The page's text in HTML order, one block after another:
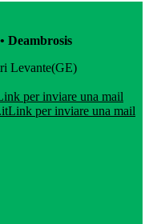
Deambrosis
Levante(GE)
per inviare una mail
Link per inviare una mail